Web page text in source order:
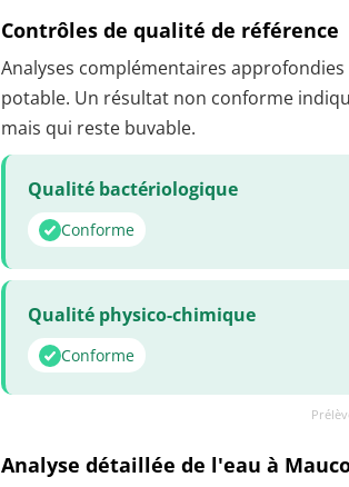
Contrôles de qualité de référence
Analyses complémentaires
potable. Un résultat non conforme
mais qui reste buvable.
Qualité bactériologique
Conforme
Qualité physico-chimique
Conforme
Analyse détaillée de l'eau à